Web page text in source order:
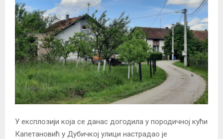
У експлозији која се данас догодила у породичној кући
Капетановић у Дубичкој улици настрадао је